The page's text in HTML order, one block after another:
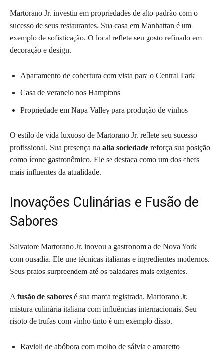
Martorano Jr. investiu em propriedades de alto padrão com o
sucesso de seus restaurantes. Sua casa em Manhattan é um
exemplo de sofisticação. O local reflete seu gosto refinado em
decoração e design.
Apartamento de cobertura com vista para o Central Park
Casa de veraneio nos Hamptons
Propriedade em Napa Valley para produção de vinhos
O estilo de vida luxuoso de Martorano Jr. reflete seu sucesso
profissional. Sua presença na alta sociedade reforça sua posição
como ícone gastronômico. Ele se destaca como um dos chefs
mais influentes da atualidade.
Inovações Culinárias e Fusão de
Sabores
Salvatore Martorano Jr. inovou a gastronomia de Nova York
com ousadia. Ele une técnicas italianas e ingredientes modernos.
Seus pratos surpreendem até os paladares mais exigentes.
A fusão de sabores é sua marca registrada. Martorano Jr.
mistura culinária italiana com influências internacionais. Seu
risoto de trufas com vinho tinto é um exemplo disso.
Ravioli de abóbora com molho de sálvia e amaretto